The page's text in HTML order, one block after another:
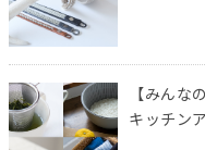
【みんな
キッチン